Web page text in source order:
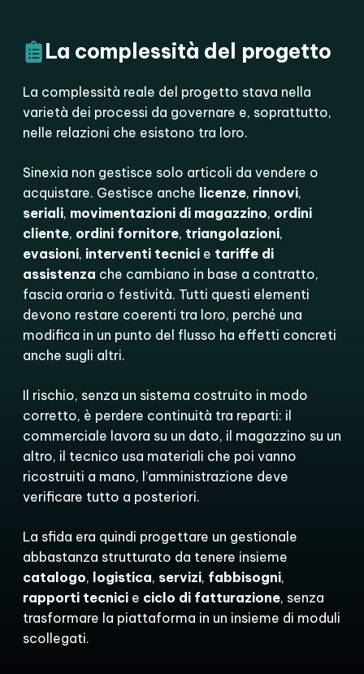
La complessità del progetto
La complessità reale del progetto stava nella
varietà dei processi da governare e, soprattutto,
nelle relazioni che esistono tra loro.
Sinexia non gestisce solo articoli da vendere o
acquistare. Gestisce anche licenze, rinnovi,
seriali, movimentazioni di magazzino, ordini
cliente, ordini fornitore, triangolazioni,
evasioni, interventi tecnici e tariffe di
assistenza che cambiano in base a contratto,
fascia oraria o festività. Tutti questi elementi
devono restare coerenti tra loro, perché una
modifica in un punto del flusso ha effetti concreti
anche sugli altri.
Il rischio, senza un sistema costruito in modo
corretto, è perdere continuità tra reparti: il
commerciale lavora su un dato, il magazzino su un
altro, il tecnico usa materiali che poi vanno
ricostruiti a mano, l’amministrazione deve
verificare tutto a posteriori.
La sfida era quindi progettare un gestionale
abbastanza strutturato da tenere insieme
catalogo, logistica, servizi, fabbisogni,
rapporti tecnici e ciclo di fatturazione, senza
trasformare la piattaforma in un insieme di moduli
scollegati.